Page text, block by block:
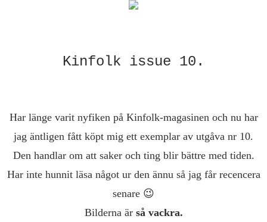
Kinfolk issue 10.
Har länge varit nyfiken på Kinfolk-magasinen och nu har
jag äntligen fått köpt mig ett exemplar av utgåva nr 10.
Den handlar om att saker och ting blir bättre med tiden.
Har inte hunnit läsa något ur den ännu så jag får recencera
senare 😉
Bilderna är så vackra.